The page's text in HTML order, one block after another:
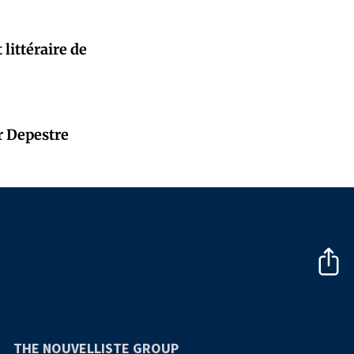
littéraire de
Depestre
THE NOUVELLISTE GROUP